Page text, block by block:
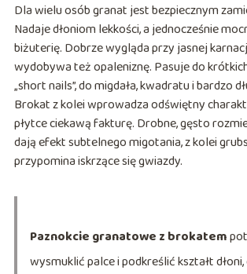
Dla wielu osób granat jest bezpiecznym
Nadaje dłoniom lekkości, a jednocześnie
biżuterię. Dobrze wygląda przy jasnej
wydobywa też opaleniznę. Pasuje do
„short nails”, do migdała, kwadratu i bardzo
Brokat z kolei wprowadza odświętny
płytce ciekawą fakturę. Drobne, gęsto
dają efekt subtelnego migotania, z kolei
przypomina iskrzące się gwiazdy.
Paznokcie granatowe z brokatem
wysmuklić palce i podkreślić kształt